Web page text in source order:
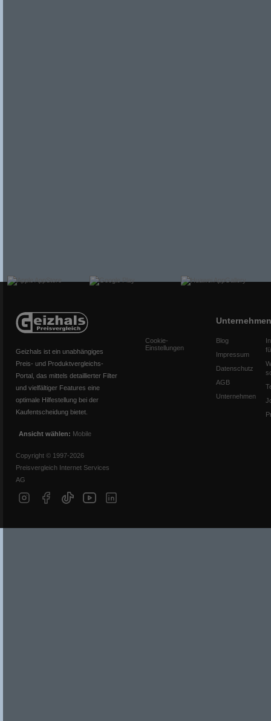
Geizhals ist ein unabhängiges
Preis- und Produktvergleichs-
Portal, das mittels detaillierter Filter
und vielfältiger Features eine
optimale Hilfestellung bei der
Kaufentscheidung bietet.
Ansicht wählen: Mobile
Copyright © 1997-2026
Preisvergleich Internet Services
AG
Cookie-
Einstellungen
Unternehmen
Blog
Impressum
Datenschutz
AGB
Unternehmen